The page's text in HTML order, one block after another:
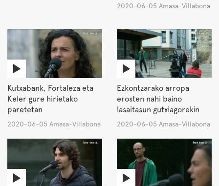
2020-06-05 Amasa-Villabona
Kutxabank, Fortaleza eta
Keler gure hirietako
paretetan
2020-06-05 Amasa-Villabona
Ezkontzarako arropa
erosten nahi baino
lasaitasun gutxiagorekin
2020-06-05 Amasa-Villabona